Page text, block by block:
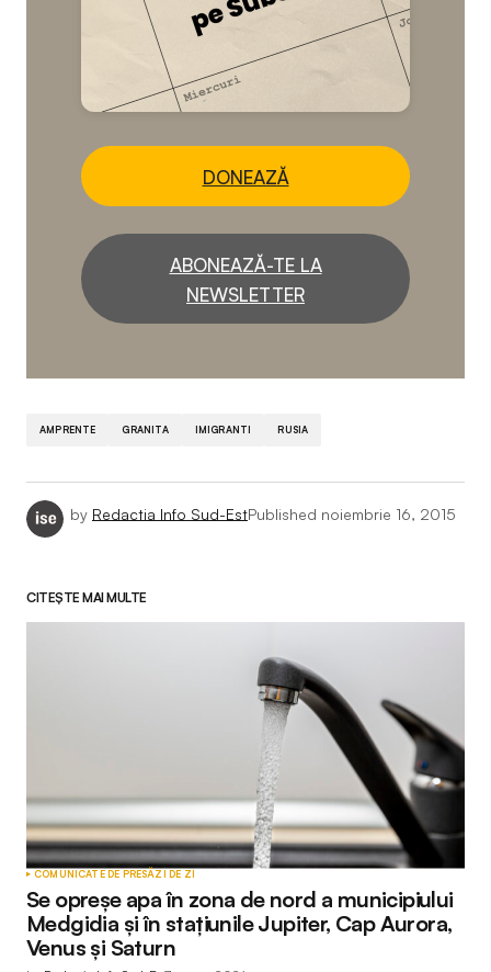
DONEAZĂ
ABONEAZĂ-TE LA
NEWSLETTER
AMPRENTE GRANITA IMIGRANTI RUSIA
by Redactia Info Sud-EstPublished noiembrie 16, 2015
CITEȘTE MAI MULTE
COMUNICATE DE PRESĂZI DE ZI
Se opreșe apa în zona de nord a municipiului
Medgidia și în stațiunile Jupiter, Cap Aurora,
Venus și Saturn